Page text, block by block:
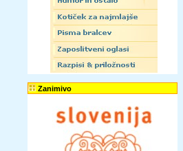
Zanimivo